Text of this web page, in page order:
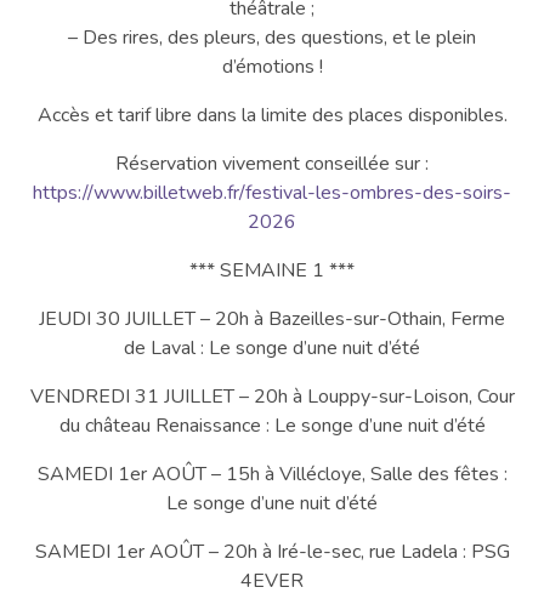
théâtrale ;
– Des rires, des pleurs, des questions, et le plein
d’émotions !
Accès et tarif libre dans la limite des places disponibles.
Réservation vivement conseillée sur :
https://www.billetweb.fr/festival-les-ombres-des-soirs-
2026
*** SEMAINE 1 ***
JEUDI 30 JUILLET – 20h à Bazeilles-sur-Othain, Ferme
de Laval : Le songe d’une nuit d’été
VENDREDI 31 JUILLET – 20h à Louppy-sur-Loison, Cour
du château Renaissance : Le songe d’une nuit d’été
SAMEDI 1er AOÛT – 15h à Villécloye, Salle des fêtes :
Le songe d’une nuit d’été
SAMEDI 1er AOÛT – 20h à Iré-le-sec, rue Ladela : PSG
4EVER